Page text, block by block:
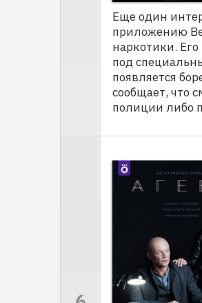
Еще один
приложению
наркотики.
под
появляется
сообщает, что
полиции либо